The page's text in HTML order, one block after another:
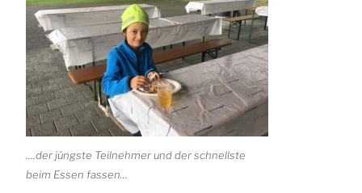
….der jüngste Teilnehmer und der schnellste
beim Essen fassen…